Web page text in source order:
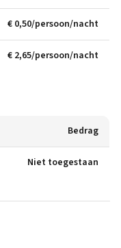
€ 0,50/persoon/nacht
€ 2,65/persoon/nacht
Bedrag
Niet toegestaan